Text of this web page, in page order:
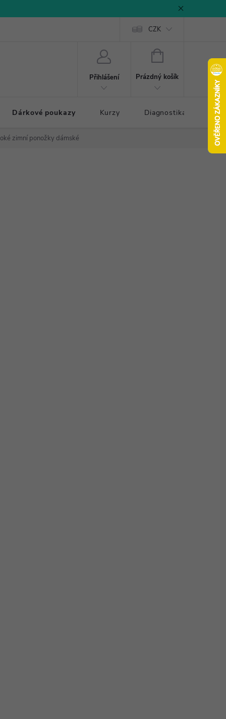
CZK
Přihlášení
NÁKUPNÍ
Prázdný košík
Dárkové poukazy Kurzy Diagnostika došlapu
zimní ponožky dámské